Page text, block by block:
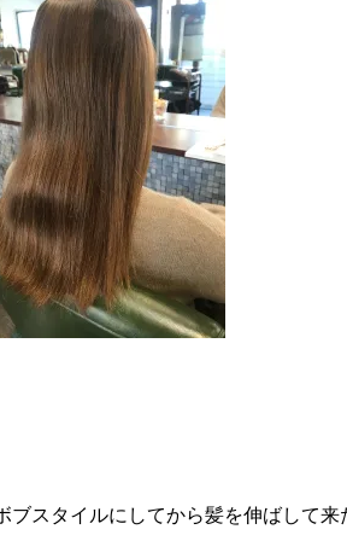
ブスタイルにしてから髪を伸ばして来